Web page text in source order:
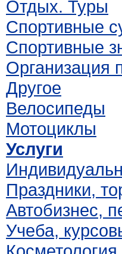
Отдых. Туры
Спортивные
Спортивные
Организация
Другое
Велосипеды
Мотоциклы
Услуги
Праздники,
Автобизнес,
Учеба,